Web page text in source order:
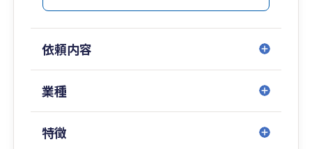
依頼内容
業種
特徴